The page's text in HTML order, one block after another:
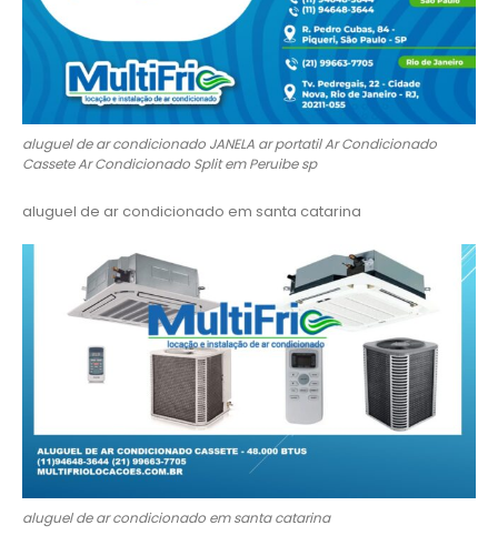
aluguel de ar condicionado JANELA ar portatil Ar Condicionado
Cassete Ar Condicionado Split em Peruibe sp
aluguel de ar condicionado em santa catarina
aluguel de ar condicionado em santa catarina